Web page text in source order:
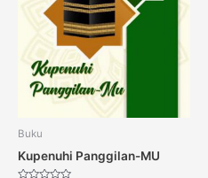
Buku
Kupenuhi Panggilan-MU